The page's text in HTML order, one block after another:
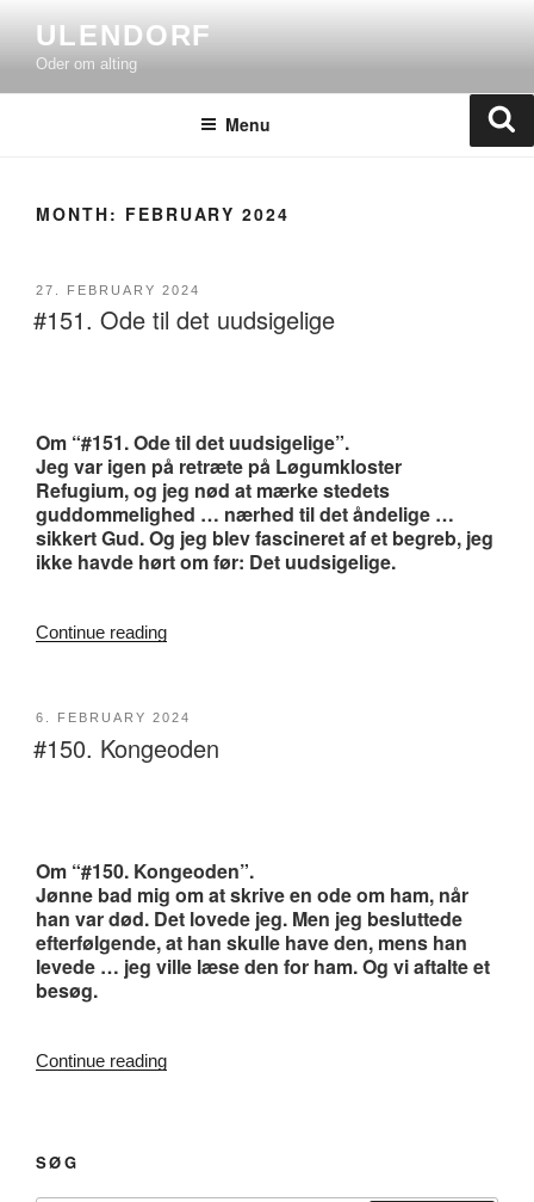
content
ULENDORF
Oder om alting
Menu
MONTH: FEBRUARY 2024
POSTED
ON
27. FEBRUARY 2024
#151. Ode til det uudsigelige
Om “#151. Ode til det uudsigelige”.
Jeg var igen på retræte på Løgumkloster
Refugium, og jeg nød at mærke stedets
guddommelighed … nærhed til det åndelige …
sikkert Gud. Og jeg blev fascineret af et begreb, jeg
ikke havde hørt om før: Det uudsigelige.
Continue reading“#151.
POSTED
6. FEBRUARY 2024
#150. Kongeoden
Om “#150. Kongeoden”.
Jønne bad mig om at skrive en ode om ham, når
han var død. Det lovede jeg. Men jeg besluttede
efterfølgende, at han skulle have den, mens han
levede … jeg ville læse den for ham. Og vi aftalte et
besøg.
Continue reading“#150.
SØG